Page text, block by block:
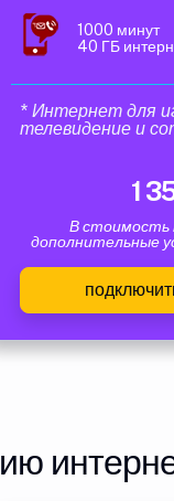
1000 минут
40 ГБ
* Интернет для
телевидение и
1
В стоимость
дополнительные